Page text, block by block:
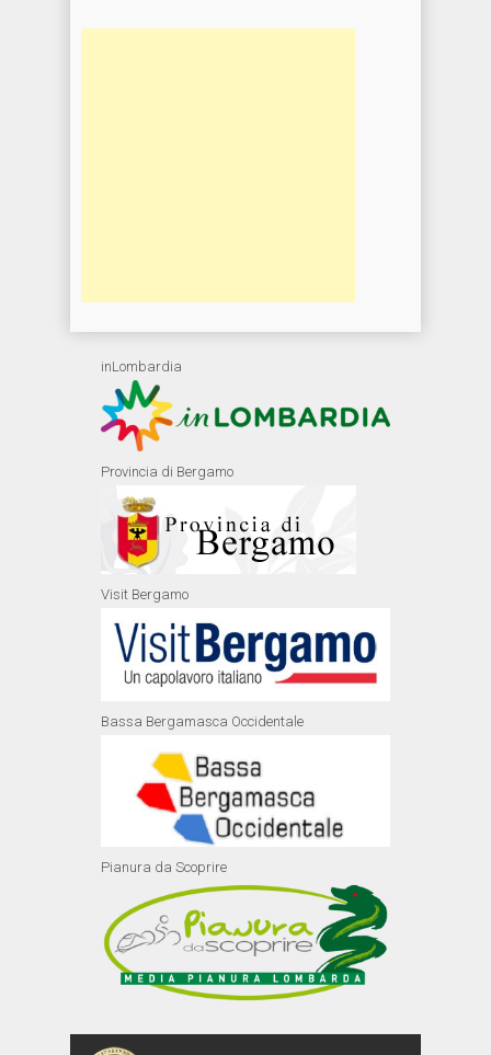
inLombardia
Provincia di Bergamo
Visit Bergamo
Bassa Bergamasca Occidentale
Pianura da Scoprire